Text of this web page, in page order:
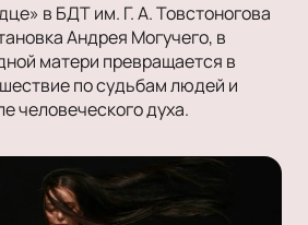
в БДТ им. Г. А. Товстоногова
Андрея Могучего, в
матери превращается в
по судьбам людей и
человеческого духа.